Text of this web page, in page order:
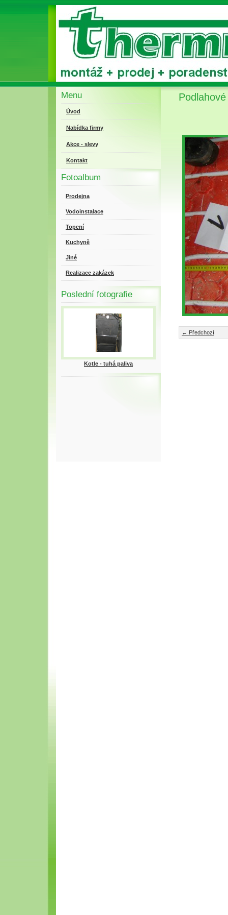
Menu
Úvod
Nabídka firmy
Akce - slevy
Kontakt
Fotoalbum
Prodejna
Vodoinstalace
Topení
Kuchyně
Jiné
Realizace zakázek
Poslední fotografie
Kotle - tuhá paliva
← Předchozí